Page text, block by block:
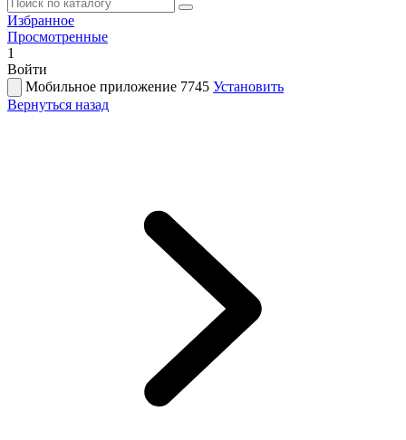
Избранное
Просмотренные
1
Войти
Мобильное приложение 7745 Установить
Вернуться назад